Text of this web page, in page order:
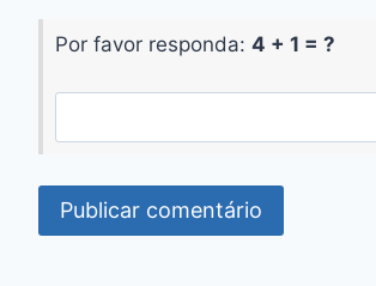
Por favor responda: 4 + 1 = ?